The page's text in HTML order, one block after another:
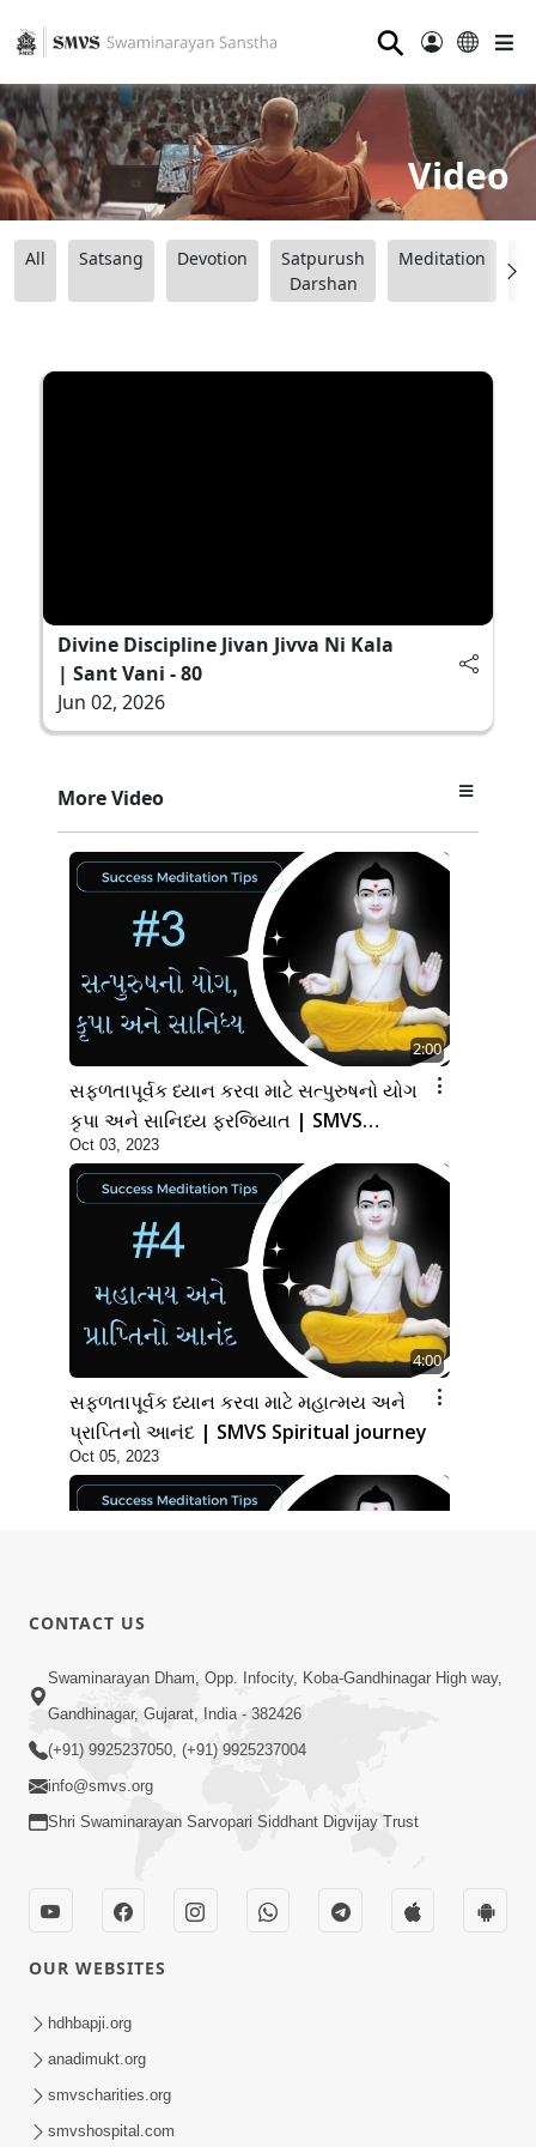
⚲
Video
All Satsang Devotion
Satpurush
Darshan
Meditation
Divine Discipline Jivan Jivva Ni Kala
| Sant Vani - 80
Jun 02, 2026
More Video
2:00
સફળતાપૂર્વક ધ્યાન કરવા માટે સત્પુરુષનો યોગ
કૃપા અને સાનિધ્ય ફરજિયાત | SMVS
Spiritual journey
Oct 03, 2023
4:00
સફળતાપૂર્વક ધ્યાન કરવા માટે મહાત્મય અને
પ્રાપ્તિનો આનંદ | SMVS Spiritual journey
Oct 05, 2023
4:00
સફળતાપૂર્વક ધ્યાન કરવા માટે મક્કમ નિર્ધાર
કરીએ | SMVS Spiritual journey
સફળતાપૂર્વક ધ્યાન કરવા માટે પ્રાર્થનાની ટેવ
પાડીએ | SMVS Spiritual journey
CONTACT US
Swaminarayan Dham, Opp. Infocity, Koba-Gandhinagar High way,
Gandhinagar, Gujarat, India - 382426
(+91) 9925237050, (+91) 9925237004
info@smvs.org
Shri Swaminarayan Sarvopari Siddhant Digvijay Trust
OUR WEBSITES
hdhbapji.org
anadimukt.org
smvscharities.org
smvshospital.com